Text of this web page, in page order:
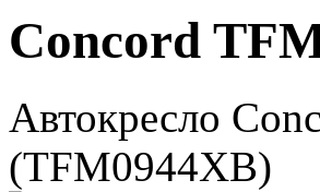
Concord
Автокресло
(TFM0944XB)